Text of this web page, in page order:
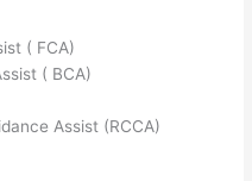
( FCA)
( BCA)
Assist (RCCA)